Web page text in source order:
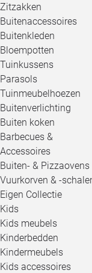
Zitzakken
Buitenaccessoires
Buitenkleden
Bloempotten
Tuinkussens
Parasols
Tuinmeubelhoezen
Buitenverlichting
Buiten koken
Barbecues &
Accessoires
Buiten- & Pizzaovens
Vuurkorven & -
Eigen Collectie
Kids
Kids meubels
Kinderbedden
Kindermeubels
Kids accessoires